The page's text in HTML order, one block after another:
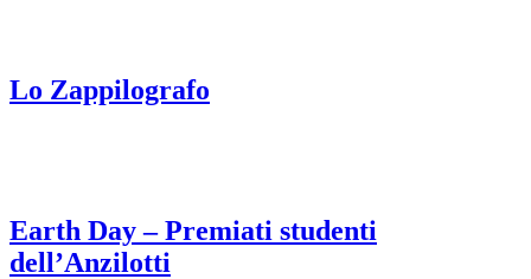
Lo Zappilografo
Earth Day – Premiati studenti
dell’Anzilotti